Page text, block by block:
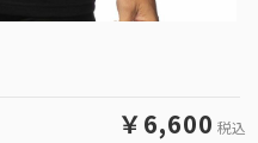
￥6,600 税込